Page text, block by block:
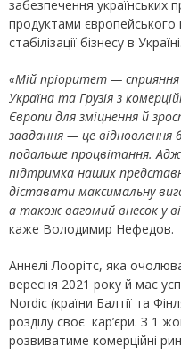
забезпечення українських
продуктами
стабілізації бізнесу в Україні.
«Мій пріоритет — сприяння
Україна та Грузія з
Європи для зміцнення й
завдання — це відновлення
подальше процвітання.
підтримка наших
діставати максимальну
а також вагомий внесок у
каже Володимир Нефедов.
Аннелі Лоорітс, яка
вересня 2021 року й має
Nordic (країни Балтії та
розділу своєї кар’єри. З 1
розвиватиме комерційні